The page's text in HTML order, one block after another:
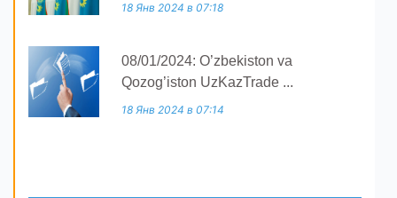
18 Янв 2024 в 07:18
08/01/2024: O’zbekiston va
Qozog’iston UzKazTrade ...
18 Янв 2024 в 07:14